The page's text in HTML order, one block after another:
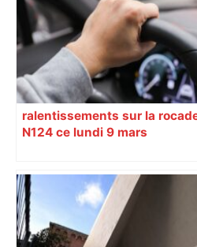
ralentissements sur la
N124 ce lundi 9 mars